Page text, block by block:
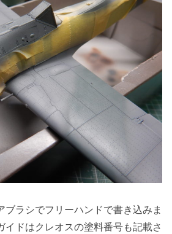
ブラシでフリーハンドで書き込みま
イドはクレオスの塗料番号も記載さ